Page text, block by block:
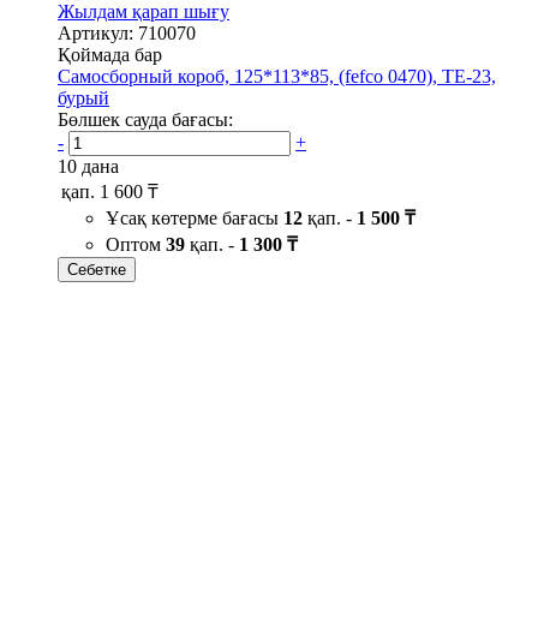
Жылдам қарап шығу
Артикул: 710070
Қоймада бар
Самосборный короб, 125*113*85, (fefco 0470), ТЕ-23,
бурый
Бөлшек сауда бағасы:
-
+
10 дана
қап. 1 600 ₸
Ұсақ көтерме бағасы 12 қап. - 1 500 ₸
Оптом 39 қап. - 1 300 ₸
Себетке